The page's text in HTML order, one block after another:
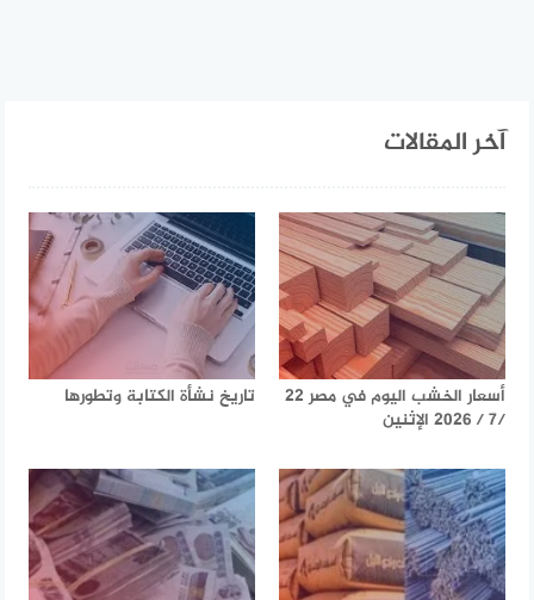
آخر المقالات
أسعار الخشب اليوم في مصر 22
/7 / 2026 الإثنين
تاريخ نشأة الكتابة وتطورها